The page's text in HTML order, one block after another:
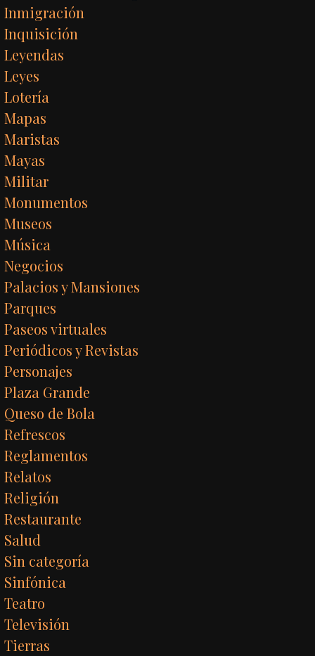
Inmigración
Inquisición
Leyendas
Leyes
Lotería
Mapas
Maristas
Mayas
Militar
Monumentos
Museos
Música
Negocios
Palacios y Mansiones
Parques
Paseos virtuales
Periódicos y Revistas
Personajes
Plaza Grande
Queso de Bola
Refrescos
Reglamentos
Relatos
Religión
Restaurante
Salud
Sin categoría
Sinfónica
Teatro
Televisión
Tierras